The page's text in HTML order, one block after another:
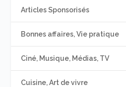
Articles Sponsorisés
Bonnes affaires, Vie pratique
Ciné, Musique, Médias, TV
Cuisine, Art de vivre